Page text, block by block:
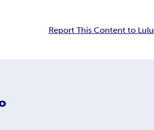
Report This Content to Lulu